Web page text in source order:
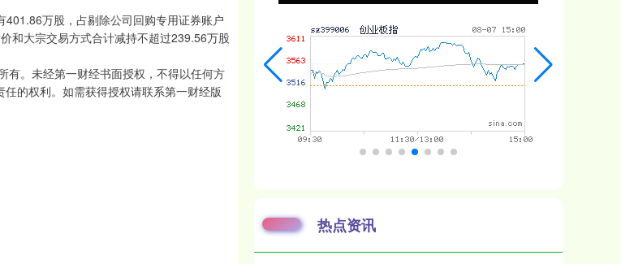
万股，占剔除公司回购专用证券账户
和大宗交易方式合计减持不超过239.56万股
有。未经第一财经书面授权，不得以任何方
的权利。如需获得授权请联系第一财经版
热点资讯